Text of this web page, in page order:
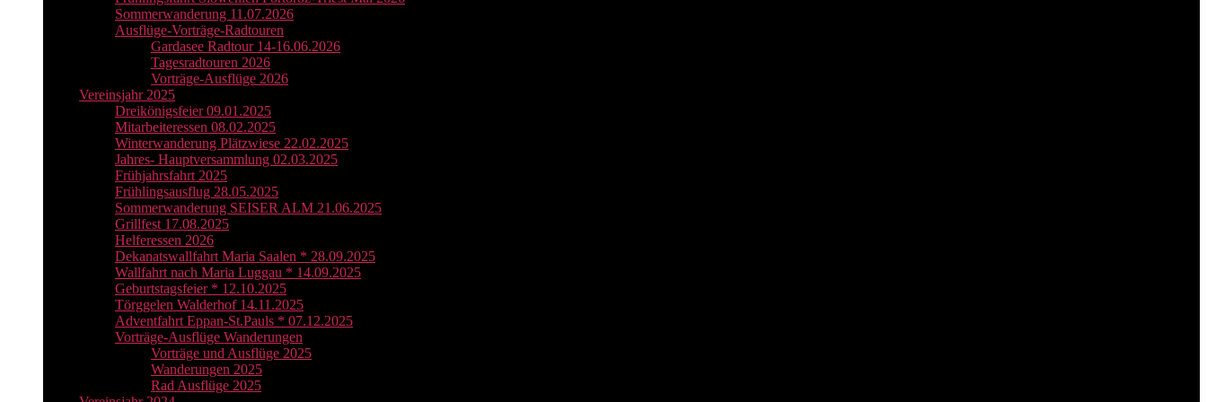
Sommerwanderung 11.07.2026
Ausflüge-Vorträge-Radtouren
Gardasee Radtour 14-16.06.2026
Tagesradtouren 2026
Vorträge-Ausflüge 2026
Vereinsjahr 2025
Dreikönigsfeier 09.01.2025
Mitarbeiteressen 08.02.2025
Winterwanderung Plätzwiese 22.02.2025
Jahres- Hauptversammlung 02.03.2025
Frühjahrsfahrt 2025
Frühlingsausflug 28.05.2025
Sommerwanderung SEISER ALM 21.06.2025
Grillfest 17.08.2025
Helferessen 2026
Dekanatswallfahrt Maria Saalen * 28.09.2025
Wallfahrt nach Maria Luggau * 14.09.2025
Geburtstagsfeier * 12.10.2025
Törggelen Walderhof 14.11.2025
Adventfahrt Eppan-St.Pauls * 07.12.2025
Vorträge-Ausflüge Wanderungen
Vorträge und Ausflüge 2025
Wanderungen 2025
Rad Ausflüge 2025